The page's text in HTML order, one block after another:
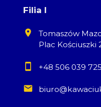
Filia I
Tomaszów
Plac Kościuszki
+48 506 039 725